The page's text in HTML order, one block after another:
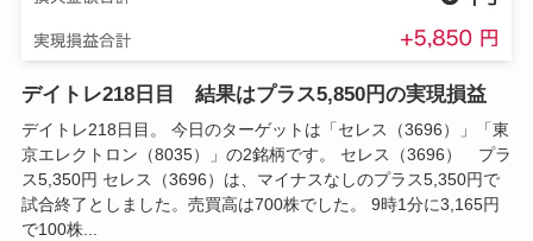
デイトレ218日目 結果はプラス5,850円の実現損益
デイトレ218日目。 今日のターゲットは「セレス（3696）」「東
京エレクトロン（8035）」の2銘柄です。 セレス（3696） プラ
ス5,350円 セレス（3696）は、マイナスなしのプラス5,350円で
試合終了としました。売買高は700株でした。 9時1分に3,165円
で100株...